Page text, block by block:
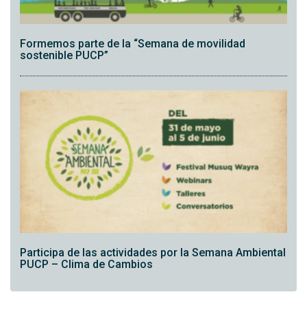
Formemos parte de la “Semana de movilidad
sostenible PUCP”
Participa de las actividades por la Semana Ambiental
PUCP – Clima de Cambios